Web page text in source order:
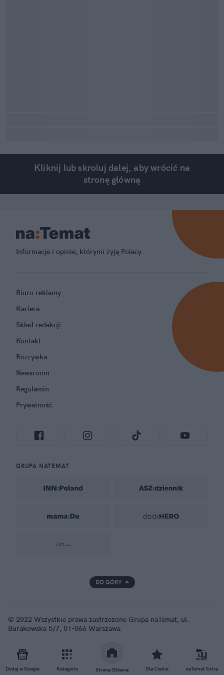
Dodaj w Google Kategorie Strona Główna Dla Ciebie naTemat Extra
Kliknij lub skroluj dalej, aby wrócić na
stronę główną
Informacje i opinie, którymi żyją Polacy.
Biuro reklamy
Kariera
Skład redakcji
Kontakt
Rozrywka
Newsroom
Regulamin
Prywatność
GRUPA NATEMAT
DO GÓRY
© 2022 Wszystkie prawa zastrzeżone Grupa naTemat, ul.
Burakowska 5/7, 01-066 Warszawa